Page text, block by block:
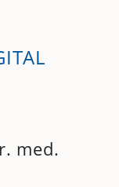
med.